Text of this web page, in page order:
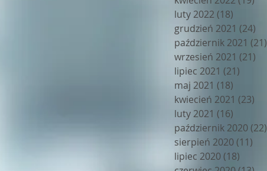
luty 2022 (18)
grudzień 2021 (24)
październik 2021 (21)
wrzesień 2021 (21)
lipiec 2021 (21)
maj 2021 (18)
kwiecień 2021 (23)
luty 2021 (16)
październik 2020 (22)
sierpień 2020 (11)
lipiec 2020 (18)